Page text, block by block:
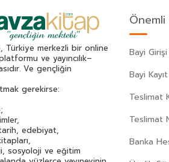
Sergeyeviç Puşkin(49)
Dumas(113)
(62)
Haksal (53)
(42)
(43)
(32)
(300)
Türkiye merkezli bir online
ve yayıncılık–
Ve gençliğin
gerekirse:
edebiyat,
sosyoloji ve eğitim
Bayi Girişi
Bayi Kayıt
Teslimat
Teslimat
Banka